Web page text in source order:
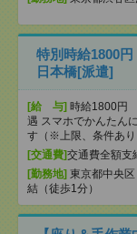
特別時給1800
日本橋[派遣]
[給 与] 時給1800円
遇 スマホでかんたん
す（※上限、条件あり
[交通費]交通費全額支
[勤務地] 東京都中央
結（徒歩1分）